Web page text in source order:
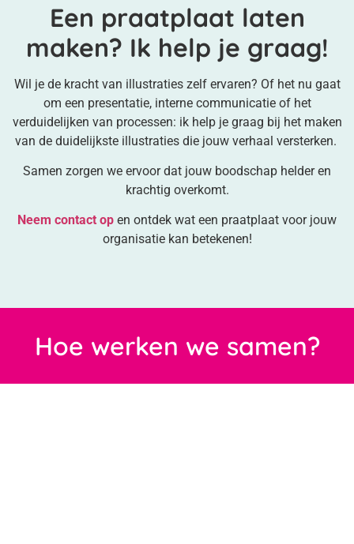
Een praatplaat laten
maken? Ik help je graag!
Wil je de kracht van illustraties zelf ervaren? Of het nu gaat
om een presentatie, interne communicatie of het
verduidelijken van processen: ik help je graag bij het maken
van de duidelijkste illustraties die jouw verhaal versterken.
Samen zorgen we ervoor dat jouw boodschap helder en
krachtig overkomt.
Neem contact op en ontdek wat een praatplaat voor jouw
organisatie kan betekenen!
Hoe werken we samen?